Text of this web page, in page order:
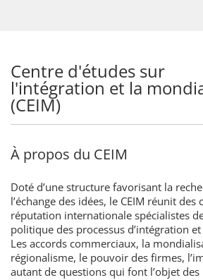
Centre d'études sur
l'intégration et la
(CEIM)
À propos du CEIM
Doté d’une structure favorisant la
l’échange des idées, le CEIM réunit des
réputation internationale spécialistes
politique des processus d’intégration
Les accords commerciaux, la
régionalisme, le pouvoir des firmes,
autant de questions qui font l’objet